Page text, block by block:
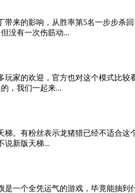
来的影响，从胜率第5名一步步杀
没有一次伤筋动...
家的欢迎，官方也对这个模式比
，我们一起来...
。有粉丝表示龙猪猎已经不适合
说新版天梯...
一个全凭运气的游戏，毕竟能抽